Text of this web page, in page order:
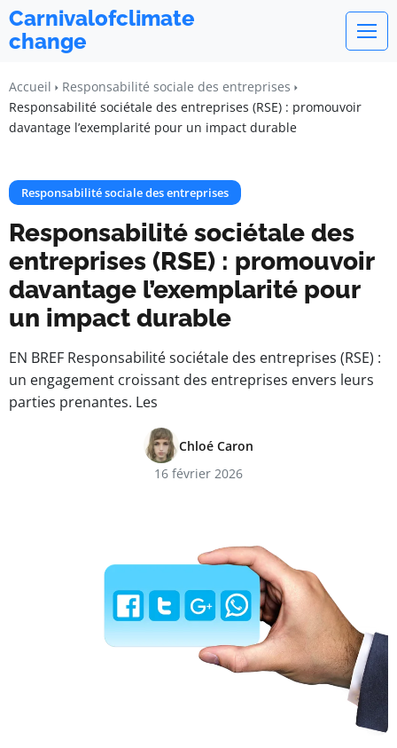
Carnivalofclimate
change
Accueil
Responsabilité sociale des entreprises
Responsabilité sociétale des entreprises (RSE) : promouvoir
davantage l’exemplarité pour un impact durable
Responsabilité sociale des entreprises
Responsabilité sociétale des
entreprises (RSE) : promouvoir
davantage l’exemplarité pour
un impact durable
EN BREF Responsabilité sociétale des entreprises (RSE) :
un engagement croissant des entreprises envers leurs
parties prenantes. Les
Chloé Caron
16 février 2026